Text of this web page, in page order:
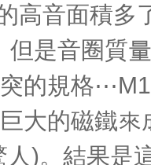
高音面積多
但是音圈質
的規格
大的磁鐵
)。結果是